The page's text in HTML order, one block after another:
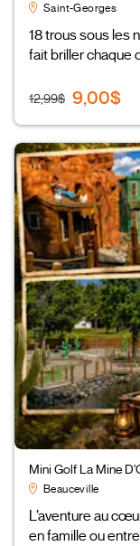
Saint-Georges
18 trous sous les
fait briller chaque
12,99$ 9,00$
Mini Golf La Mine
Beauceville
L’aventure au
en famille ou